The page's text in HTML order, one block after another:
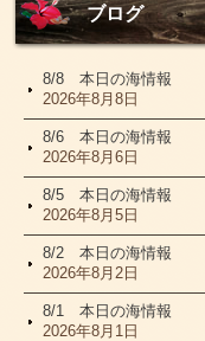
ブログ
8/8 本日の海情報
2026年8月8日
8/6 本日の海情報
2026年8月6日
8/5 本日の海情報
2026年8月5日
8/2 本日の海情報
2026年8月2日
8/1 本日の海情報
2026年8月1日